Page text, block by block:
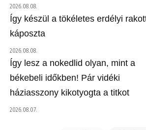
2026.08.08.
Így készül a tökéletes erdélyi
káposzta
2026.08.08.
Így lesz a nokedlid olyan, mint a
békebeli időkben! Pár vidéki
háziasszony kikotyogta a titkot
2026.08.07.